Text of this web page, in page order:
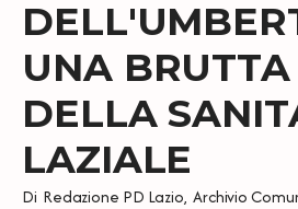
UNA
DELLA
LAZIALE
Di Redazione PD Lazio, Archivio